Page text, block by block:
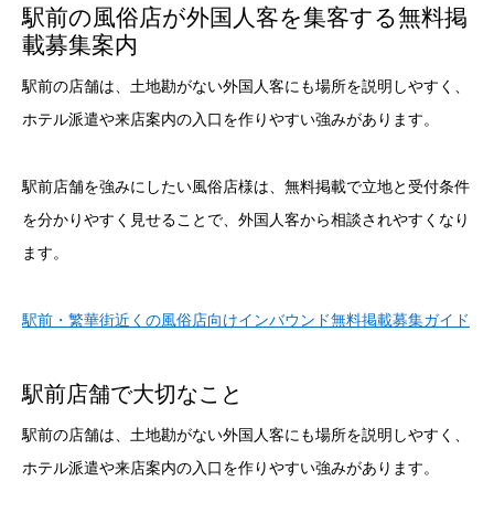
駅前の風俗店が外国人客を集客する無料掲
載募集案内
駅前の店舗は、土地勘がない外国人客にも場所を説明しやすく、
ホテル派遣や来店案内の入口を作りやすい強みがあります。
駅前店舗を強みにしたい風俗店様は、無料掲載で立地と受付条件
を分かりやすく見せることで、外国人客から相談されやすくなり
ます。
駅前・繁華街近くの風俗店向けインバウンド無料掲載募集ガイド
駅前店舗で大切なこと
駅前の店舗は、土地勘がない外国人客にも場所を説明しやすく、
ホテル派遣や来店案内の入口を作りやすい強みがあります。